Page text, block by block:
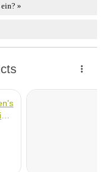
ein? »